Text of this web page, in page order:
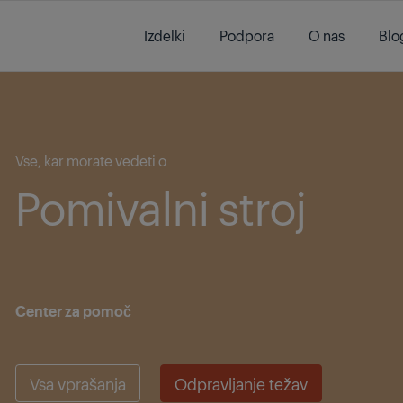
Izdelki
Podpora O nas
Vse, kar morate vedeti o
Pomivalni stroj
Center za pomoč
Vsa vprašanja Odpravljanje težav